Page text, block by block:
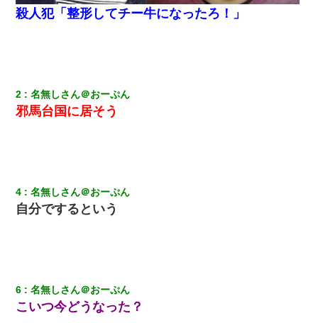
殺人犯「整形してチー牛になったろ！」
2 名無しさん＠おーぷん
邪馬台国に居そう
4 名無しさん＠おーぷん
自分でするという
6 名無しさん＠おーぷん
こいつ今どうなった？